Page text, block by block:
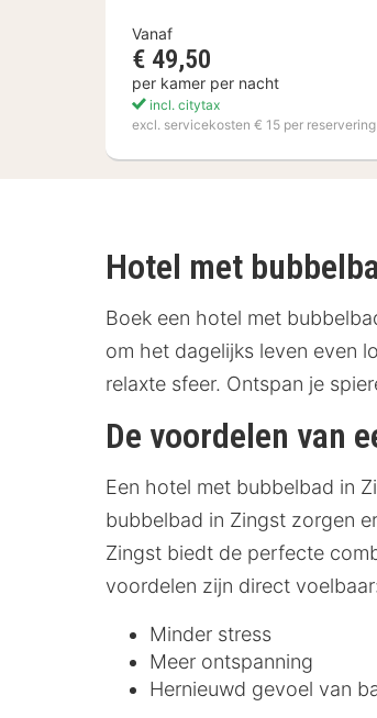
Vanaf
€ 49,50
per kamer per nacht
incl. citytax
excl. servicekosten € 15 per reservering
Hotel met
Boek een hotel met
om het dagelijks leven even
relaxte sfeer. Ontspan je
De voordelen van
Een hotel met bubbelbad in
bubbelbad in Zingst zorgen
Zingst biedt de perfecte
voordelen zijn direct
Minder stress
Meer ontspanning
Hernieuwd gevoel van